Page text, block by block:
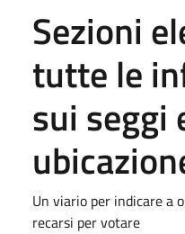
Sezioni
tutte le
sui seggi
Un viario per indicare a
recarsi per votare